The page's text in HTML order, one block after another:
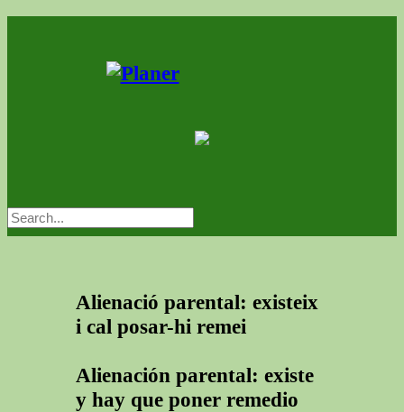
Alienació parental: existeix
i cal posar-hi remei
Alienación parental: existe
y hay que poner remedio